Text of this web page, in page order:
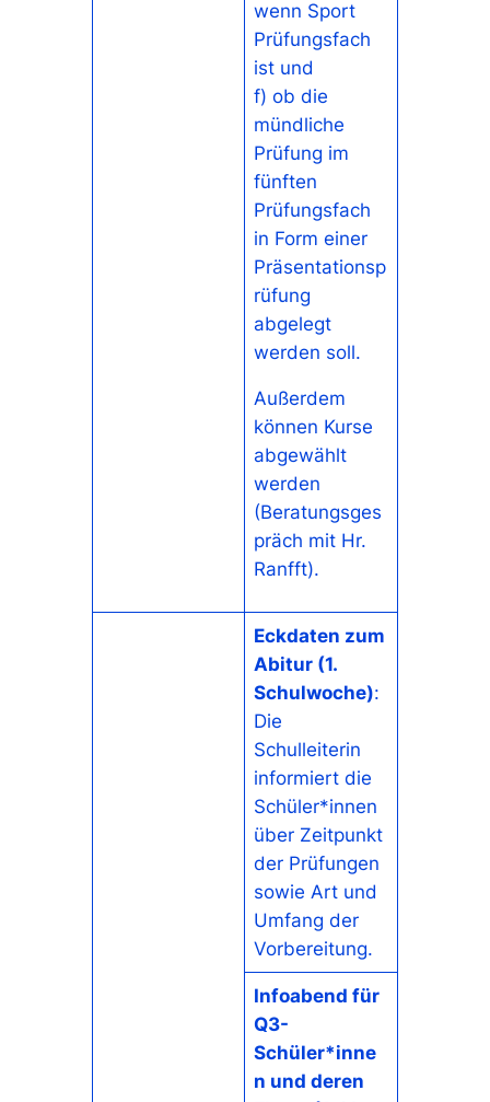
wenn Sport
Prüfungsfach
ist und
f) ob die
mündliche
Prüfung im
fünften
Prüfungsfach
in Form einer
Präsentationsp
rüfung
abgelegt
werden soll.
Außerdem
können Kurse
abgewählt
werden
(Beratungsges
präch mit Hr.
Ranfft).
Eckdaten zum
Abitur (1.
Schulwoche):
Die
Schulleiterin
informiert die
Schüler*innen
über Zeitpunkt
der Prüfungen
sowie Art und
Umfang der
Vorbereitung.
Infoabend für
Q3-
Schüler*inne
n und deren